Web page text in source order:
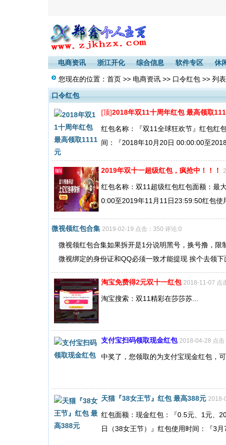
电商资讯 浙江开化 综合信息 软件专区 休
您现在的位置： 首页 >> 电商资讯 >> 口令红包 >> 列表
口令红包
[顶]2018年双11十周年红包 最高领取
红包名称：『双11全球狂欢节』红包红
间：『2018年10月20日 00:00:00至
2019年双十一超级红包，疯抢中！！！
红包名称：双11超级红包红包面额：最
0:00至2019年11月11日23:59:50红包使
微视领红包合集 2019-02-19 点击：350 评论:0
微视领红包合集如果拆开是1分说明黑号，换号撸，
微视绑定的身份证和QQ必须一致才能提现 挨个去领下
淘宝免费得2元双十一红包 2018-11-07 点
淘宝搜索：双11精彩在莎莎苏...
支付宝扫码领取现金红包 2018-04-28 点击
中奖了，您领取的为支付宝现金红包，
天猫『38女王节』红包 最高388元 2018-
红包面额：现金红包：『0.5元、1元、
日（38女王节）』红包使用时间：『3月